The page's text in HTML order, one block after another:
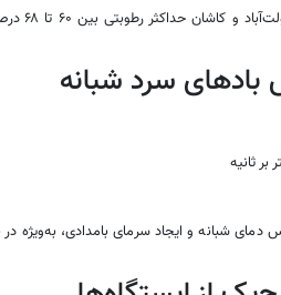
در مقابل،
بادهای سرد شبانه
شبانه و ایجاد سرمای بامدادی، به‌ویژه